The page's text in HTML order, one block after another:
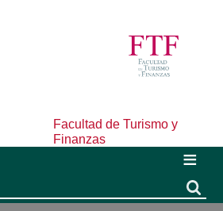
Facultad de Turismo y
Finanzas